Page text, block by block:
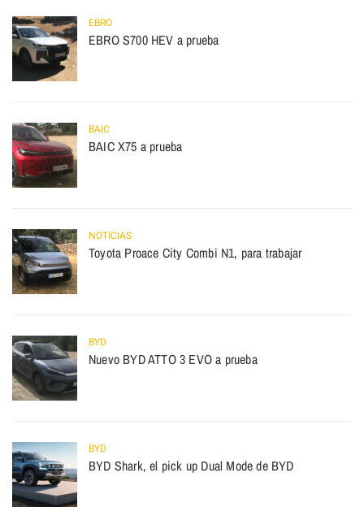
EBRO
EBRO S700 HEV a prueba
BAIC
BAIC X75 a prueba
NOTICIAS
Toyota Proace City Combi N1, para trabajar
BYD
Nuevo BYD ATTO 3 EVO a prueba
BYD
BYD Shark, el pick up Dual Mode de BYD